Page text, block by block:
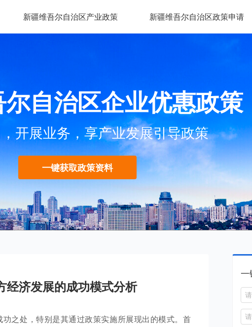
新疆维吾尔自治区产业政策 新疆维吾尔自治区政策申请
自治区企业优惠政策
开展业务，享产业发展引导政策
一键获取政策资料
经济发展的成功模式分析
之处，特别是其通过政策实施所展现出的模式。首